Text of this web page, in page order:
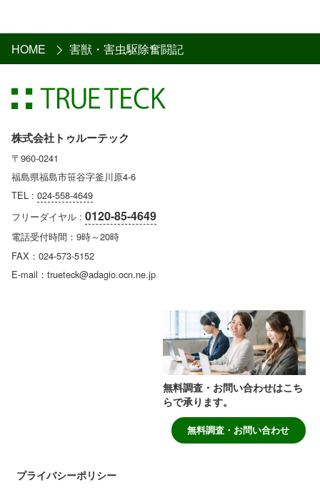
HOME 害獣・害虫駆除奮闘記
株式会社トゥルーテック
〒960-0241
福島県福島市笹谷字釜川原4-6
TEL : 024-558-4649
フリーダイヤル : 0120-85-4649
電話受付時間：9時～20時
FAX：024-573-5152
E-mail：trueteck@adagio.ocn.ne.jp
無料調査・お問い合わせはこち
らで承ります。
無料調査・お問い合わせ
プライバシーポリシー